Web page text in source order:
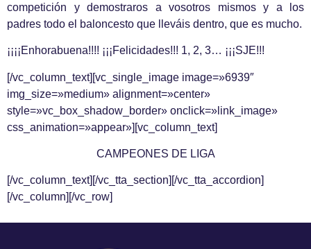
competición y demostraros a vosotros mismos y a los
padres todo el baloncesto que lleváis dentro, que es mucho.
¡¡¡¡Enhorabuena!!!! ¡¡¡Felicidades!!! 1, 2, 3… ¡¡¡SJE!!!
[/vc_column_text][vc_single_image image=»6939″
img_size=»medium» alignment=»center»
style=»vc_box_shadow_border» onclick=»link_image»
css_animation=»appear»][vc_column_text]
CAMPEONES DE LIGA
[/vc_column_text][/vc_tta_section][/vc_tta_accordion]
[/vc_column][/vc_row]